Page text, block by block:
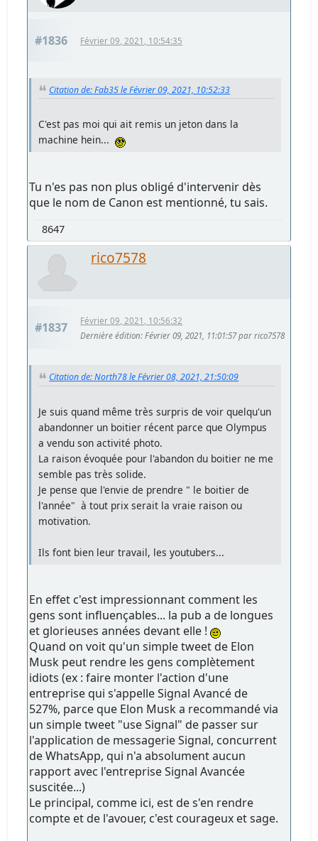
#1836 Février 09, 2021, 10:54:35
Citation de: Fab35 le Février 09, 2021, 10:52:33
C'est pas moi qui ait remis un jeton dans la
machine hein...
Tu n'es pas non plus obligé d'intervenir dès
que le nom de Canon est mentionné, tu sais.
8647
rico7578
#1837
Février 09, 2021, 10:56:32
Dernière édition: Février 09, 2021, 11:01:57 par rico7578
Citation de: North78 le Février 08, 2021, 21:50:09
Je suis quand même très surpris de voir quelqu'un
abandonner un boitier récent parce que Olympus
a vendu son activité photo.
La raison évoquée pour l'abandon du boitier ne me
semble pas très solide.
Je pense que l'envie de prendre " le boitier de
l'année" à tout prix serait la vraie raison ou
motivation.
Ils font bien leur travail, les youtubers...
En effet c'est impressionnant comment les
gens sont influençables... la pub a de longues
et glorieuses années devant elle !
Quand on voit qu'un simple tweet de Elon
Musk peut rendre les gens complètement
idiots (ex : faire monter l'action d'une
entreprise qui s'appelle Signal Avancé de
527%, parce que Elon Musk a recommandé via
un simple tweet "use Signal" de passer sur
l'application de messagerie Signal, concurrent
de WhatsApp, qui n'a absolument aucun
rapport avec l'entreprise Signal Avancée
suscitée...)
Le principal, comme ici, est de s'en rendre
compte et de l'avouer, c'est courageux et sage.